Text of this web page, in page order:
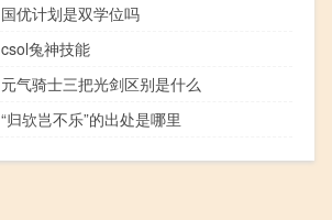
国优计划是双学位吗
csol兔神技能
元气骑士三把光剑区别是什么
“归欤岂不乐”的出处是哪里